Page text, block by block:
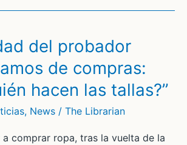
del probador
de compras:
hacen las tallas?”
, News / The Librarian
comprar ropa, tras la vuelta de la